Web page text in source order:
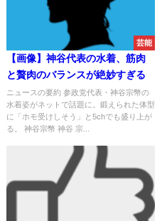
芸能
【画像】神谷代表の水着、筋肉
と贅肉のバランスが絶妙すぎる
ニュースの要約 参政党代表・神谷宗幣の
水着姿がネットで話題に。鍛えられた体型
に「ホモ受けしそう」と5chでも盛り上が
る。 神谷宗幣 神谷 宗...